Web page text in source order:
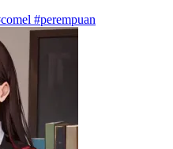
#perempuan